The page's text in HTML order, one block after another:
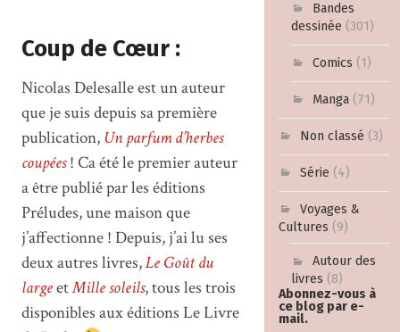
Bandes
dessinée (301)
Comics (1)
Manga (71)
Non classé (3)
Série (4)
Voyages &
Cultures (9)
Autour des
livres (8)
Abonnez-vous à
ce blog par e-
mail.
Coup de Cœur :
Nicolas Delesalle est un auteur
que je suis depuis sa première
publication, Un parfum d’herbes
coupées ! Ca été le premier auteur
a être publié par les éditions
Préludes, une maison que
j’affectionne ! Depuis, j’ai lu ses
deux autres livres,Le Goût du
largeetMille soleils, tous les trois
disponibles aux éditions Le Livre